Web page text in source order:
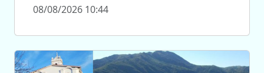
08/08/2026 10:44